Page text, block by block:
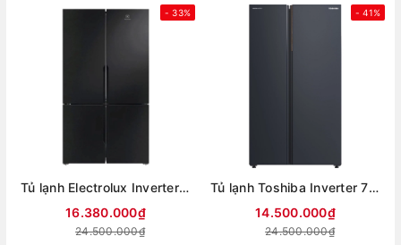
- 33%
Tủ lạnh Electrolux Inverter 564 lít Multi Door EQE5700B-B
16.380.000₫
24.500.000₫
- 41%
Tủ lạnh Toshiba Inverter 711 lít Side By Side GR-RS910WI-PMV(06)-MG (Mới 2025)
14.500.000₫
24.500.000₫